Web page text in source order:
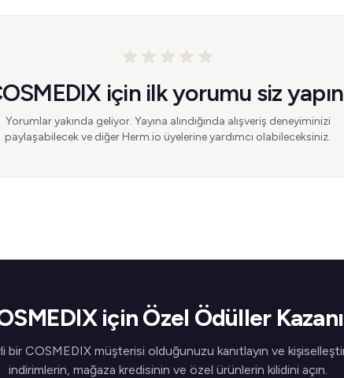
için ilk yorumu siz
Yorumlar yakında geliyor. Yayına alındığında alışveriş deneyiminizi
paylaşabilecek ve diğer Herm.io üyelerine yardımcı olabileceksiniz.
için Özel Ödüller
bir COSMEDIX müşterisi olduğunuzu kanıtlayın ve
indirimlerin, mağaza kredisinin ve özel ürünlerin kilidini açın.